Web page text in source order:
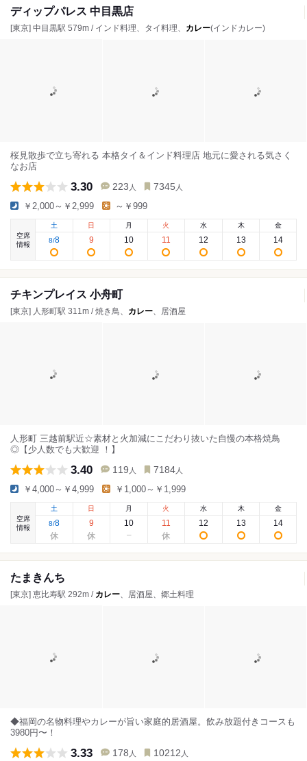
ディップパレス 中目黒店
[東京] 中目黒駅 579m / インド料理、タイ料理、 カレー(インドカレー)
桜見散歩で立ち寄れる 本格タイ＆インド料理店 地元に愛される気さく
なお店
3.30 223 人 7345 人
￥2,000～￥2,999 ～￥999
空席
情報
土
8/8
日
9
月
10
火
11
水
12
木
13
金
14
チキンプレイス 小舟町
[東京] 人形町駅 311m / 焼き鳥、 カレー、居酒屋
人形町 三越前駅近☆素材と火加減にこだわり抜いた自慢の本格焼鳥
◎【少人数でも大歓迎 ！】
3.40 119 人 7184 人
￥4,000～￥4,999 ￥1,000～￥1,999
空席
情報
土
8/8
日
9
月
10
火
11
水
12
木
13
金
14
たまきんち
[東京] 恵比寿駅 292m / カレー、居酒屋、郷土料理
◆福岡の名物料理やカレーが旨い家庭的居酒屋。飲み放題付きコースも
3980円〜！
3.33 178 人 10212 人